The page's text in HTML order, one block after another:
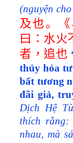
(nguyện
及也。
曰：水火
者，追也
thủy hỏa
bất tương
đãi giả,
Dịch Hệ
thích rằng:
nhau, mà